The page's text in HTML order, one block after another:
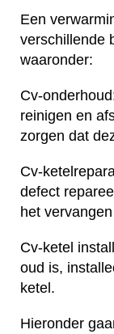
Een
verschillende
waaronder:
Cv-
reinigen en
zorgen dat
Cv-
defect
het
Cv-ketel
oud is,
ketel.
Hieronder